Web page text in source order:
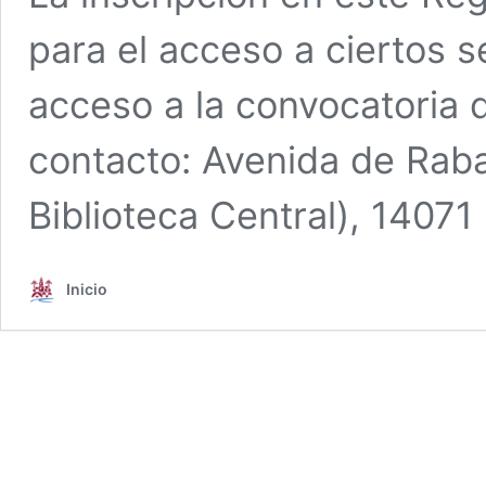
para el acceso a ciertos
acceso a la convocatoria
contacto: Avenida de
Biblioteca Central),
Inicio